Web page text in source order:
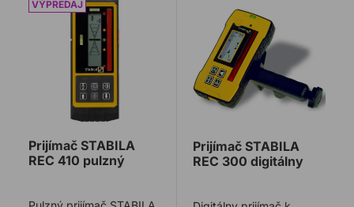
Prijímač STABILA
REC 410 pulzný
Prijímač STABILA
REC 300 digitálny